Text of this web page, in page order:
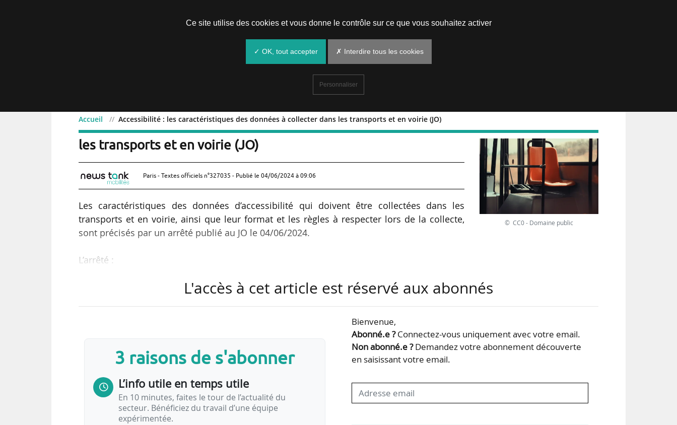
Accueil Accessibilité : les caractéristiques des données à collecter dans les transports et en voirie (JO)
Accessibilité : les caractéristiques des données à collecter dans
les transports et en voirie (JO)
Paris - Textes officiels n°327035 - Publié le 04/06/2024 à 09:06
Les caractéristiques des données d’accessibilité qui doivent être collectées dans les
transports et en voirie, ainsi que leur format et les règles à respecter lors de la collecte,
sont précisés par un arrêté publié au JO le 04/06/2024.
L’arrêté :
collecte des données d’accessibilité dans les transports, en voirie et dans les espaces
• précise les modalités de mise en œuvre de la création, de la collecte et de l’échange des
• concerne également les dispositifs diffusant à proximité des informations par…
© CC0 - Domaine public
L'accès à cet article est réservé aux abonnés
3 raisons de s'abonner
L’info utile en temps utile
En 10 minutes, faites le tour de l’actualité du
secteur. Bénéficiez du travail d’une équipe
expérimentée.
Bienvenue,
Abonné.e ?Connectez-vous uniquement avec votre email.
Non abonné.e ?Demandez votre abonnement découverte
en saisissant votre email.
Ce site utilise des cookies et vous donne le contrôle sur ce que vous souhaitez activer
✓ OK, tout accepter ✗ Interdire tous les cookies
Personnaliser